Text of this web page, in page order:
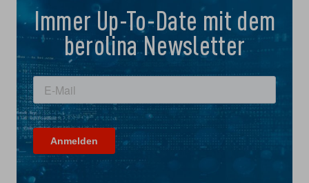
Immer Up-To-Date mit dem
berolina Newsletter